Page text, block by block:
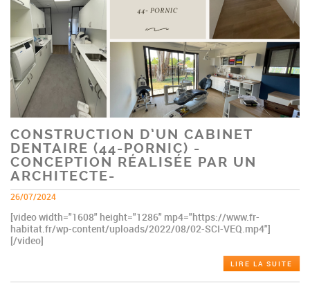
CONSTRUCTION D’UN CABINET
DENTAIRE (44-PORNIC) -
CONCEPTION RÉALISÉE PAR UN
ARCHITECTE-
26/07/2024
[video width="1608" height="1286" mp4="https://www.fr-
habitat.fr/wp-content/uploads/2022/08/02-SCI-VEQ.mp4"]
[/video]
LIRE LA SUITE